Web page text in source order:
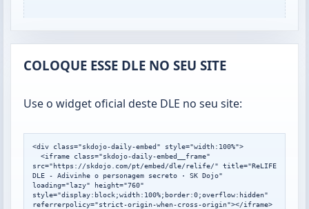
COLOQUE ESSE DLE NO SEU SITE
Use o widget oficial deste DLE no seu site:
<div class="skdojo-daily-embed" style="width:100%">
src="https://skdojo.com/pt/embed/dle/relife/" title="ReLIFE
DLE - Adivinhe o personagem secreto · SK Dojo"
loading="lazy" height="760"
style="display:block;width:100%;border:0;overflow:hidden"
referrerpolicy="strict-origin-when-cross-origin"></iframe>